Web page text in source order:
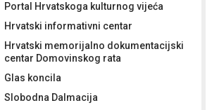
Portal Hrvatskoga kulturnog vijeća
Hrvatski informativni centar
Hrvatski memorijalno dokumentacijski
centar Domovinskog rata
Glas koncila
Slobodna Dalmacija